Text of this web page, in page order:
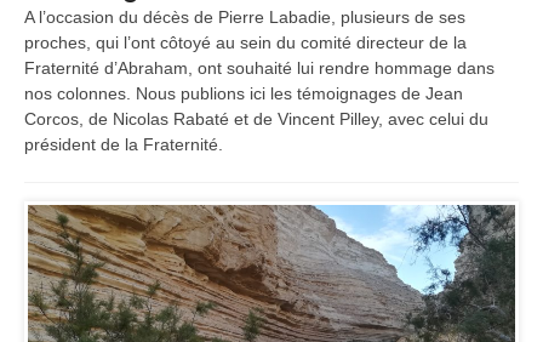
A l’occasion du décès de Pierre Labadie, plusieurs de ses
proches, qui l’ont côtoyé au sein du comité directeur de la
Fraternité d’Abraham, ont souhaité lui rendre hommage dans
nos colonnes. Nous publions ici les témoignages de Jean
Corcos, de Nicolas Rabaté et de Vincent Pilley, avec celui du
président de la Fraternité.